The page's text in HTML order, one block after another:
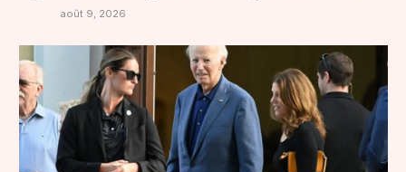
août 9, 2026